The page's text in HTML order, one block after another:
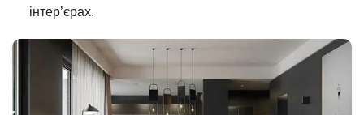
інтер’єрах.